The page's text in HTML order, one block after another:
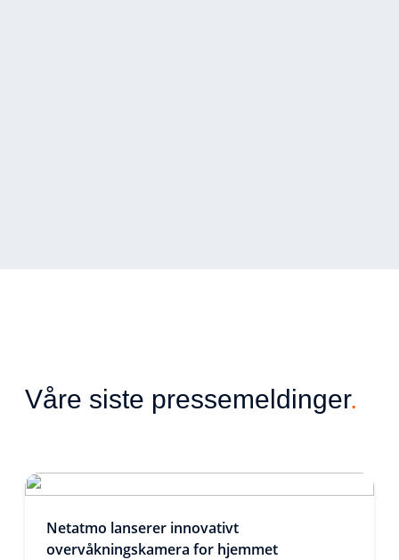
Våre siste pressemeldinger.
Netatmo lanserer innovativt
overvåkningskamera for hjemmet